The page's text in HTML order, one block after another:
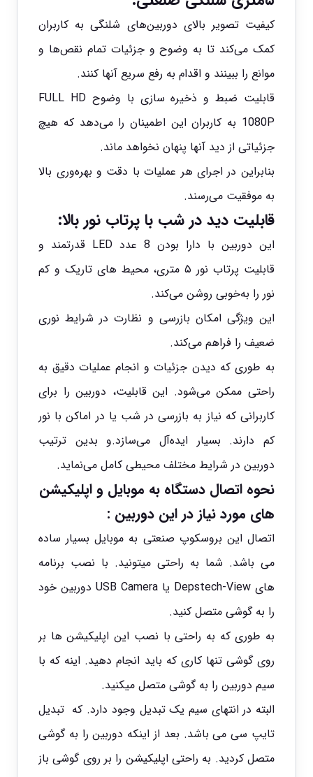
کیفیت تصویر بالای دوربین‌های شلنگی به کاربران
کمک می‌کند تا به وضوح و جزئیات تمام نقص‌ها و
موانع را ببینند و اقدام به رفع سریع آنها کنند.
قابلیت ضبط و ذخیره سازی با وضوح FULL HD
1080P به کاربران این اطمینان را می‌دهد که هیچ
جزئیاتی از دید آنها پنهان نخواهد ماند.
بنابراین در اجرای هر عملیات با دقت و بهره‌وری بالا
به موفقیت می‌رسند.
قابلیت دید در شب با پرتاب نور بالا:
این دوربین با دارا بودن 8 عدد LED قدرتمند و
قابلیت پرتاب نور ۵ متری، محیط‌ های تاریک و کم
نور را به‌خوبی روشن می‌کند.
این ویژگی امکان بازرسی و نظارت در شرایط نوری
ضعیف را فراهم می‌کند.
به طوری که دیدن جزئیات و انجام عملیات دقیق به
راحتی ممکن می‌شود. این قابلیت، دوربین را برای
کاربرانی که نیاز به بازرسی در شب یا در اماکن با نور
کم دارند. بسیار ایده‌آل می‌سازد.و بدین ترتیب
دوربین در شرایط مختلف محیطی کامل می‌نماید.
نحوه اتصال دستگاه به موبایل و اپلیکیشن
های مورد نیاز در ایندوربین :
اتصال این بروسکوپ صنعتی به موبایل بسیار ساده
می باشد. شما به راحتی میتونید. با نصب برنامه
هایDepstech-View یا USB Cameraدوربین خود
را به گوشی متصل کنید.
به طوری که به راحتی با نصب این اپلیکیشن ها بر
روی گوشی تنها کاری که باید انجام دهید. اینه که با
سیم دوربین را به گوشی متصل میکنید.
البته در انتهای سیم یک تبدیل وجود دارد. که تبدیل
تایپ سی می باشد. بعد از اینکه دوربین را به گوشی
متصل کردید. به راحتی اپلیکیشن را بر روی گوشی باز